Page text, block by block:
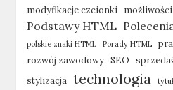
modyfikacje czcionki
Podstawy HTML
polskie znaki HTML Porady HTML
rozwój zawodowy SEO
stylizacja technologia